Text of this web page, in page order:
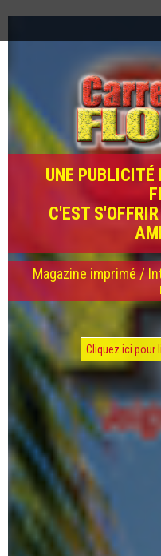
UNE PUBLICITÉ
C'EST
Magazine imprimé /
Cliquez ici pour